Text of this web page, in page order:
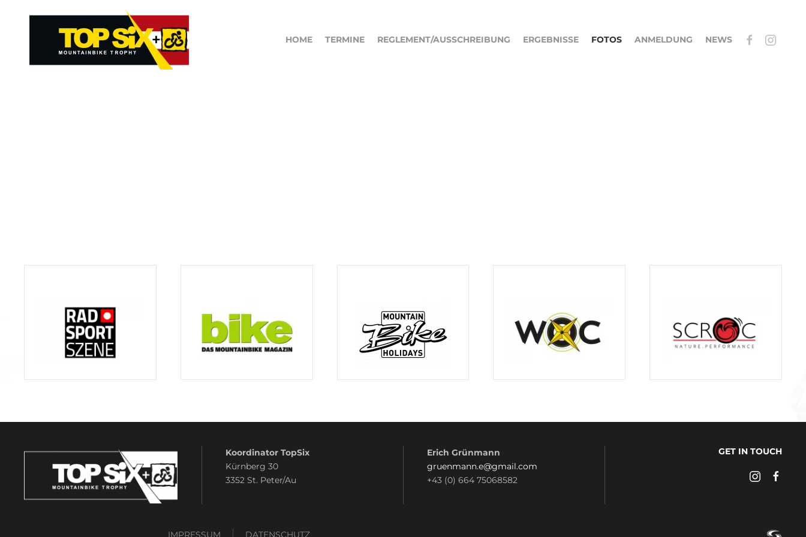
Skip to main content
HOME TERMINE REGLEMENT/AUSSCHREIBUNG ERGEBNISSE FOTOS ANMELDUNG NEWS
Koordinator TopSix
Kürnberg 30
3352 St. Peter/Au
Erich Grünmann
gruenmann.e@gmail.com
+43 (0) 664 75068582
GET IN TOUCH
IMPRESSUM DATENSCHUTZ